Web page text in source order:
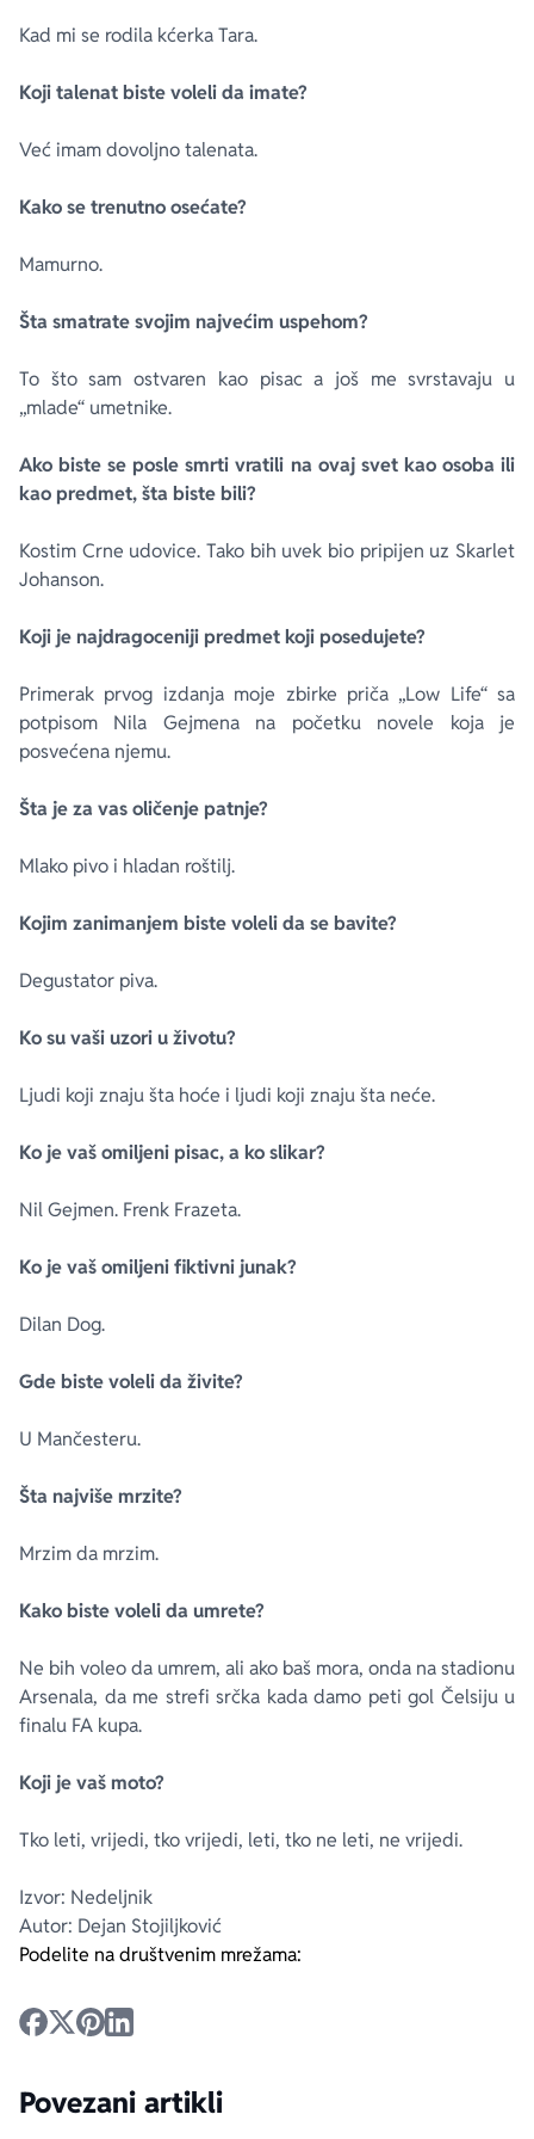
Kad mi se rodila kćerka Tara.
Koji talenat biste voleli da imate?
Već imam dovoljno talenata.
Kako se trenutno osećate?
Mamurno.
Šta smatrate svojim najvećim uspehom?
To što sam ostvaren kao pisac a još me svrstavaju u
„mlade“ umetnike.
Ako biste se posle smrti vratili na ovaj svet kao osoba ili
kao predmet, šta biste bili?
Kostim Crne udovice. Tako bih uvek bio pripijen uz Skarlet
Johanson.
Koji je najdragoceniji predmet koji posedujete?
Primerak prvog izdanja moje zbirke priča „Low Life“ sa
potpisom Nila Gejmena na početku novele koja je
posvećena njemu.
Šta je za vas oličenje patnje?
Mlako pivo i hladan roštilj.
Kojim zanimanjem biste voleli da se bavite?
Degustator piva.
Ko su vaši uzori u životu?
Ljudi koji znaju šta hoće i ljudi koji znaju šta neće.
Ko je vaš omiljeni pisac, a ko slikar?
Nil Gejmen. Frenk Frazeta.
Ko je vaš omiljeni fiktivni junak?
Dilan Dog.
Gde biste voleli da živite?
U Mančesteru.
Šta najviše mrzite?
Mrzim da mrzim.
Kako biste voleli da umrete?
Ne bih voleo da umrem, ali ako baš mora, onda na stadionu
Arsenala, da me strefi srčka kada damo peti gol Čelsiju u
finalu FA kupa.
Koji je vaš moto?
Tko leti, vrijedi, tko vrijedi, leti, tko ne leti, ne vrijedi.
Izvor: Nedeljnik
Autor: Dejan Stojiljković
Podelite na društvenim mrežama:
Povezani artikli